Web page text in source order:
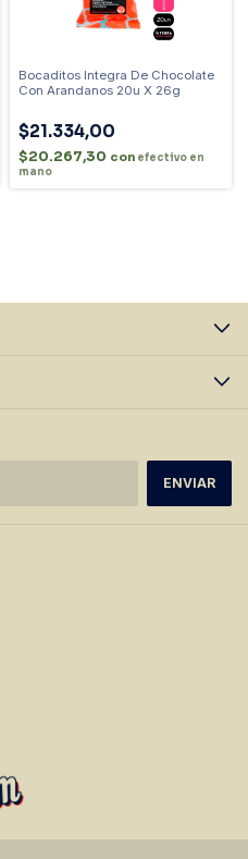
Bocaditos Integra De Chocolate
Con Arandanos 20u X 26g
$21.334,00
$20.267,30 con efectivo en
mano